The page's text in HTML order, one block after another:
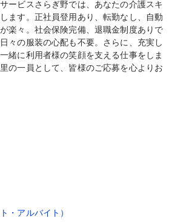
ービスさらぎ野では、あなたの介護スキ
ます。正社員登用あり、転勤なし、自動
楽々。社会保険完備、退職金制度ありで
々の服装の心配も不要。さらに、充実し
緒に利用者様の笑顔を支える仕事をしま
の一員として、皆様のご応募を心よりお
・アルバイト）